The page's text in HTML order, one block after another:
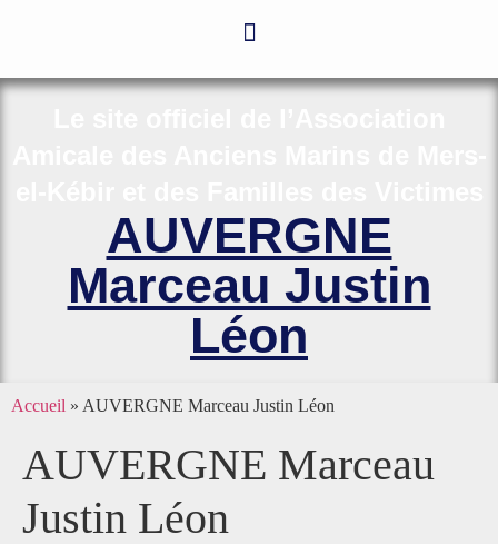
AUVERGNE
Marceau Justin
Léon
Accueil » AUVERGNE Marceau Justin Léon
AUVERGNE Marceau
Justin Léon